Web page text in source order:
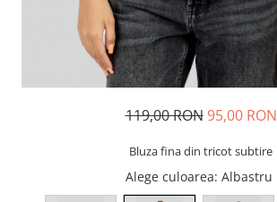
119,00 RON 95,00 RON
Bluza fina din tricot subtire
Alege culoarea: Albastru